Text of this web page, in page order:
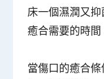
床一個濕潤又
癒合需要的時間
當傷口的癒合